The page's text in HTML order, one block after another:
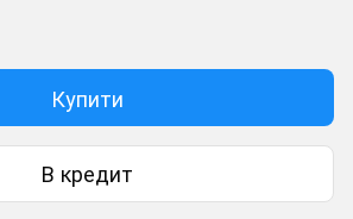
Купити
В кредит